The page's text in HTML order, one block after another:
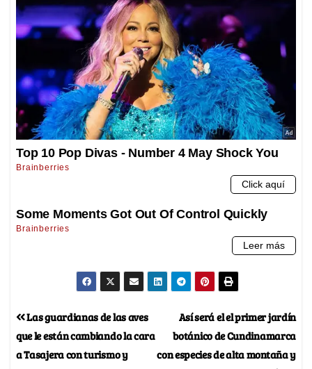
Así será el el primer jardín
botánico de Cundinamarca
con especies de alta montaña y
Las guardianas de las aves
que le están cambiando la cara
a Tasajera con turismo y